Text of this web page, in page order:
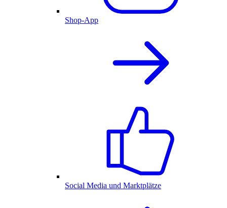
Shop-App
Social Media und Marktplätze